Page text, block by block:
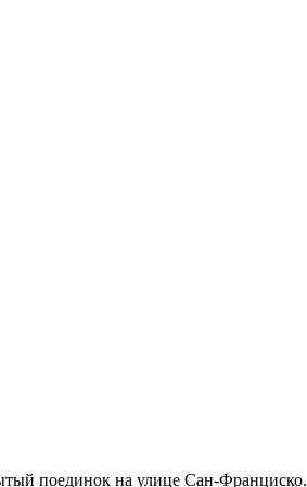
поединок на улице Сан-Франциско.